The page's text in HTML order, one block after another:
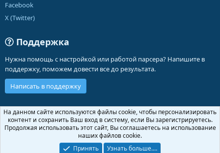
Facebook
X (Twitter)
Поддержка
Нужна помощь с настройкой или работой парсера? Напишите в
поддержку, поможем довести все до результата.
Написать в поддержку
Russian (RU)
Обратная связь
Условия и правила
Политика конфиденциальности
Помощь
Community platform by XenForo ® © 2010-2026 XenForo Ltd.
На данном сайте используются файлы cookie, чтобы персонализировать
контент и сохранить Ваш вход в систему, если Вы зарегистрируетесь.
Продолжая использовать этот сайт, Вы соглашаетесь на использование
наших файлов cookie.
Принять
Узнать больше.…